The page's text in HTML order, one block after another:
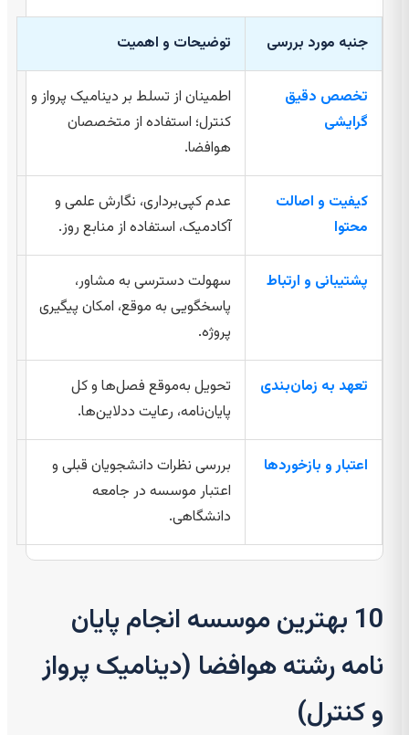
جنبه مورد بررسی توضیحات و اهمیت
تخصص دقیق
گرایشی
اطمینان از تسلط بر دینامیک پرواز و
کنترل؛ استفاده از متخصصان
هوافضا.
کیفیت و اصالت
محتوا
عدم کپی‌برداری، نگارش علمی و
آکادمیک، استفاده از منابع روز.
پشتیبانی و ارتباط
سهولت دسترسی به مشاور،
پاسخگویی به موقع، امکان پیگیری
پروژه.
تعهد به زمان‌بندی
تحویل به‌موقع فصل‌ها و کل
پایان‌نامه، رعایت ددلاین‌ها.
اعتبار و بازخوردها
بررسی نظرات دانشجویان قبلی و
اعتبار موسسه در جامعه
دانشگاهی.
10 بهترین موسسه انجام پایان
نامه رشته هوافضا (دینامیک پرواز
و کنترل)